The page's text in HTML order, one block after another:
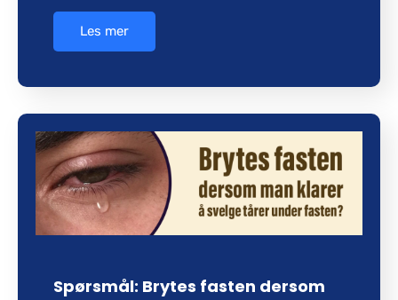
Les mer
Spørsmål: Brytes fasten dersom